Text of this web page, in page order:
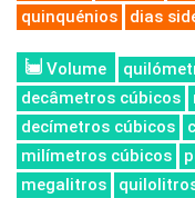
quinquénios
dias
Volume
decâmetros cúbicos
decímetros cúbicos
milímetros cúbicos
megalitros